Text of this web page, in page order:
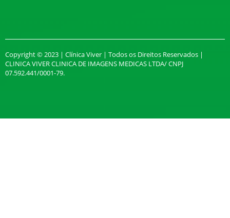
Copyright © 2023 | Clínica Viver | Todos os Direitos Reservados |
CLINICA VIVER CLINICA DE IMAGENS MEDICAS LTDA/ CNPJ
07.592.441/0001-79.